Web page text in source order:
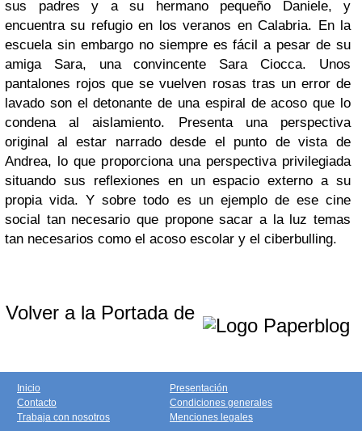
sus padres y a su hermano pequeño Daniele, y
encuentra su refugioen los veranos en Calabria. En la
escuela sin embargo no siempre es fácil a pesar de su
amiga Sara, una convincente Sara Ciocca. Unos
pantalones rojos que se vuelven rosas tras un error de
lavado son el detonante de una espiral de acoso que lo
condena al aislamiento. Presenta una perspectiva
original al estar narrado desde el punto de vista de
Andrea, lo que proporciona una perspectiva privilegiada
situando sus reflexiones en un espacio externo a su
propia vida. Y sobre todo es un ejemplo de ese cine
social tan necesario que propone sacar a la luz temas
tan necesarios como el acoso escolar y el ciberbulling.
Volver a la Portada de
Inicio
Contacto
Trabaja con nosotros
Presentación
Condiciones generales
Menciones legales